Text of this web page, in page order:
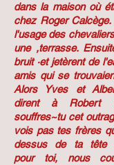
dans la maison où
chez Roger
l'usage des
une ,terrasse.
bruit ·et jetèrent de
amis qui se
Alors Yves et
dirent à Robert
souffres~tu cet
vois pas tes frères
dessus de ta tête
pour toi, nous